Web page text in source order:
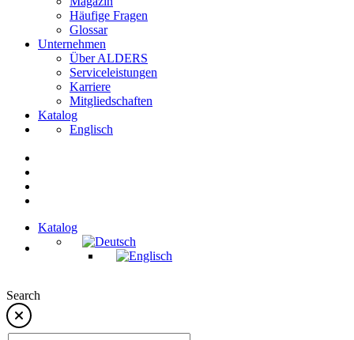
Häufige Fragen
Glossar
Unternehmen
Über ALDERS
Serviceleistungen
Karriere
Mitgliedschaften
Katalog
Englisch
Katalog
Search